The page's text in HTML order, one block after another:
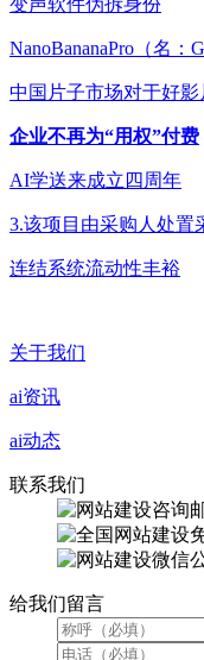
NanoBananaPro（名：
中国片子市场对于好影
企业不再为“用权”付费
AI学送来成立四周年
3.该项目由采购人处置
连结系统流动性丰裕
关于我们
ai资讯
ai动态
联系我们
微信
给我们留言